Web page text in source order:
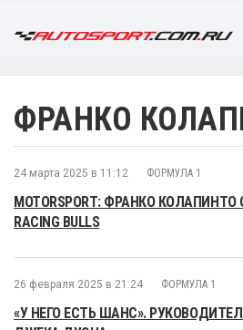
ФРАНКО
24 марта 2025 в 11:12 ФОРМУЛА 1
MOTORSPORT: ФРАНКО
RACING BULLS
26 февраля 2025 в 21:24 ФОРМУЛА 1
«У НЕГО ЕСТЬ ШАНС».